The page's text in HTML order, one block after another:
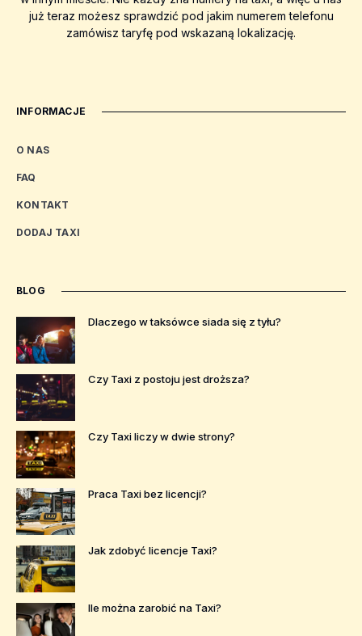
już teraz możesz sprawdzić pod jakim numerem telefonu
zamówisz taryfę pod wskazaną lokalizację.
INFORMACJE
O NAS
FAQ
KONTAKT
DODAJ TAXI
BLOG
Dlaczego w taksówce siada się z tyłu?
Czy Taxi z postoju jest droższa?
Czy Taxi liczy w dwie strony?
Praca Taxi bez licencji?
Jak zdobyć licencje Taxi?
Ile można zarobić na Taxi?